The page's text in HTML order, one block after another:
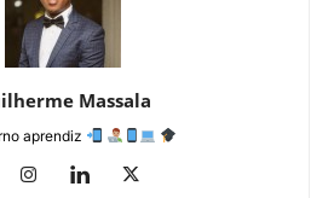
Massala
aprendiz